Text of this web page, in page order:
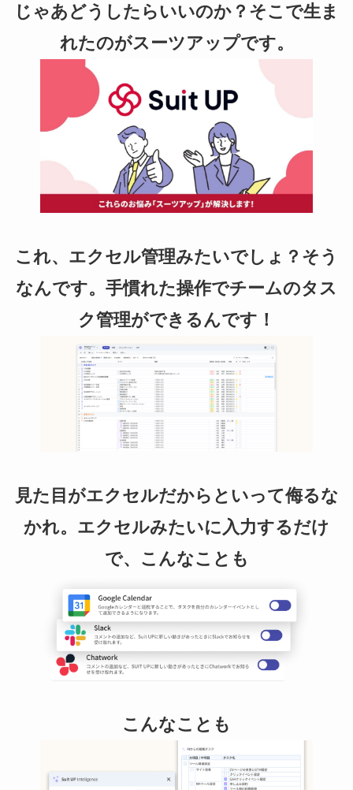
じゃあどうしたらいいのか？そこで生ま
れたのがスーツアップです。
これ、エクセル管理みたいでしょ？そう
なんです。手慣れた操作でチームのタス
ク管理ができるんです！
見た目がエクセルだからといって侮るな
かれ。エクセルみたいに入力するだけ
で、こんなことも
こんなことも